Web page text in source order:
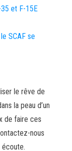
et F-15E
SCAF se
le rêve de
la peau d’un
de faire ces
nous
écoute.